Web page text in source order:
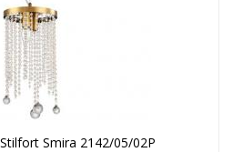
Smira 2142/05/02P